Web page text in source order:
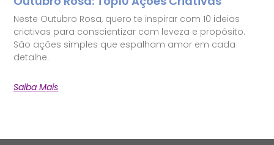
Neste Outubro Rosa, quero te inspirar com 10 ideias
criativas para conscientizar com leveza e propósito.
São ações simples que espalham amor em cada
detalhe.
Saiba Mais